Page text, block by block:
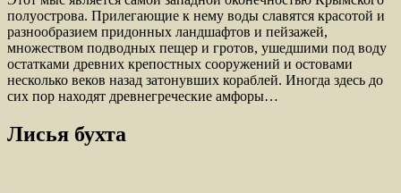
полуострова. Прилегающие к нему воды славятся красотой и
разнообразием придонных ландшафтов и пейзажей,
множеством подводных пещер и гротов, ушедшими под воду
остатками древних крепостных сооружений и остовами
несколько веков назад затонувших кораблей. Иногда здесь до
сих пор находят древнегреческие амфоры…
Лисья бухта